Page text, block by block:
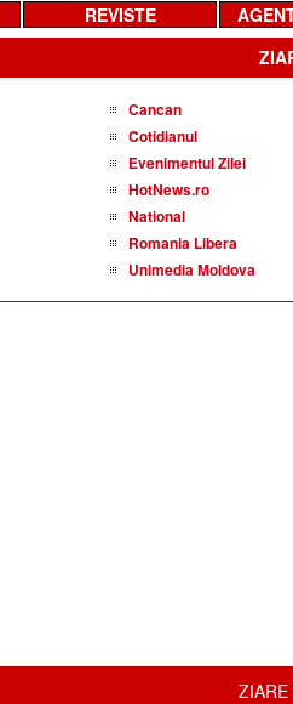
REVISTE
Cancan
Cotidianul
Evenimentul Zilei
HotNews.ro
National
Romania Libera
Unimedia Moldova